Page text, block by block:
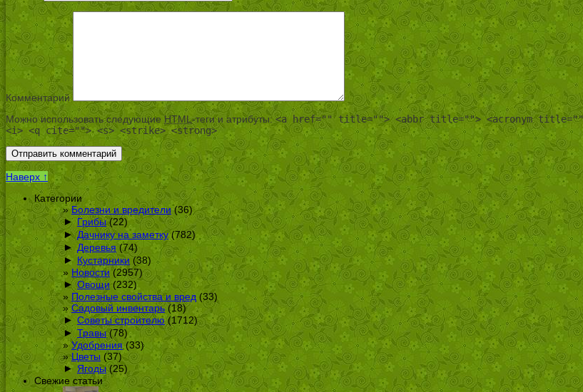
Комментарий
Можно использовать следующиеHTML-теги и атрибуты:<a href="" title=""> <abbr title=""> <acronym title="">
<i> <q cite=""> <s> <strike> <strong>
Наверх ↑
Категории
Болезни и вредители(36)
► Грибы(22)
► Дачнику на заметку(782)
► Деревья (74)
► Кустарники(38)
Новости (2957)
► Овощи(232)
Полезные свойства и вред (33)
Садовый инвентарь(18)
► Советы строителю(1712)
► Травы(78)
Удобрения (33)
Цветы (37)
► Ягоды(25)
Свежие статьи